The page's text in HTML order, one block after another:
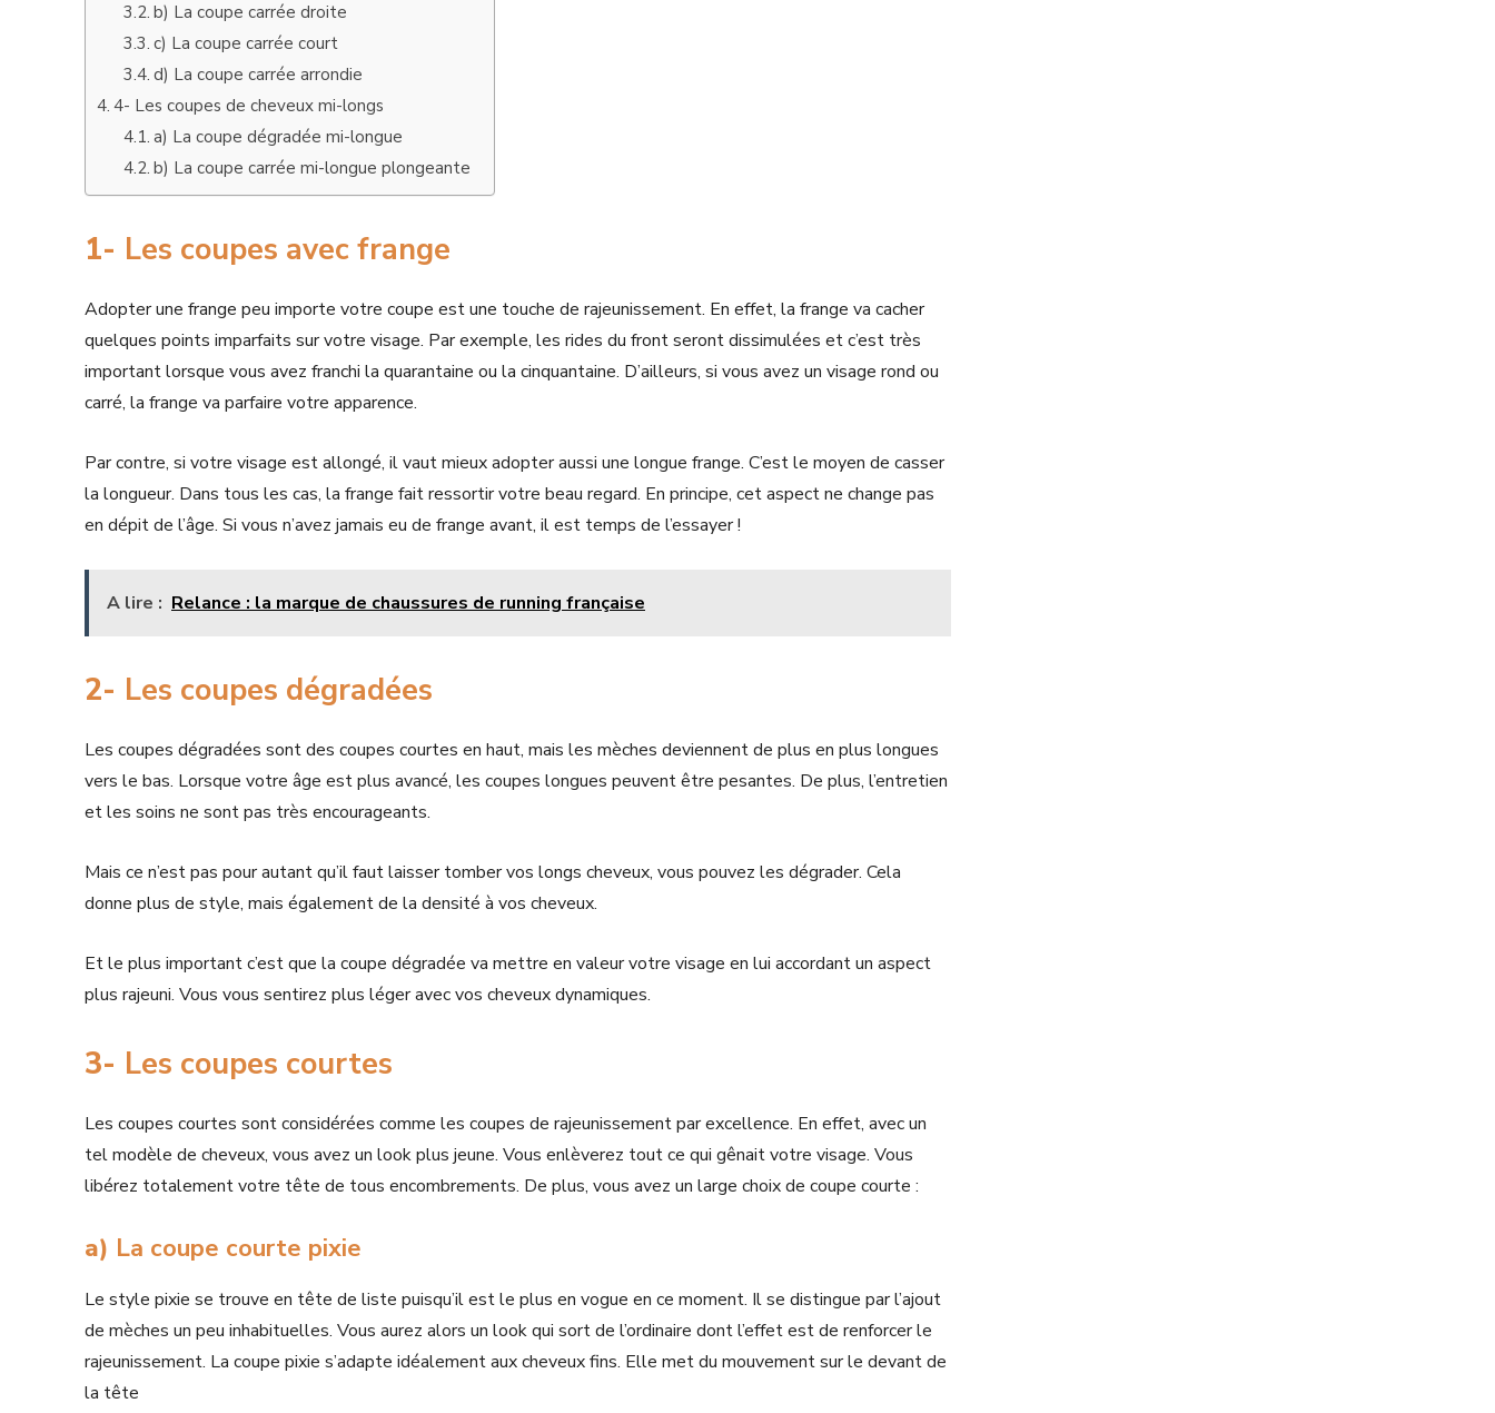
b) La coupe carrée droite
c) La coupe carrée court
d) La coupe carrée arrondie
4- Les coupes de cheveux mi-longs
a) La coupe dégradée mi-longue
b) La coupe carrée mi-longue plongeante
1- Les coupes avec frange
Adopter une frange peu importe votre coupe est une touche de rajeunissement. En effet, la frange va cacher
quelques points imparfaits sur votre visage. Par exemple, les rides du front seront dissimulées et c’est très
important lorsque vous avez franchi la quarantaine ou la cinquantaine. D’ailleurs, si vous avez un visage rond ou
carré, la frange va parfaire votre apparence.
Par contre, si votre visage est allongé, il vaut mieux adopter aussi une longue frange. C’est le moyen de casser
la longueur. Dans tous les cas, la frange fait ressortir votre beau regard. En principe, cet aspect ne change pas
en dépit de l’âge. Si vous n’avez jamais eu de frange avant, il est temps de l’essayer !
A lire : Relance : la marque de chaussures de running française
2- Les coupes dégradées
Les coupes dégradées sont des coupes courtes en haut, mais les mèches deviennent de plus en plus longues
vers le bas. Lorsque votre âge est plus avancé, les coupes longues peuvent être pesantes. De plus, l’entretien
et les soins ne sont pas très encourageants.
Mais ce n’est pas pour autant qu’il faut laisser tomber vos longs cheveux, vous pouvez les dégrader. Cela
donne plus de style, mais également de la densité à vos cheveux.
Et le plus important c’est que la coupe dégradée va mettre en valeur votre visage en lui accordant un aspect
plus rajeuni. Vous vous sentirez plus léger avec vos cheveux dynamiques.
3- Les coupes courtes
Les coupes courtes sont considérées comme les coupes de rajeunissement par excellence. En effet, avec un
tel modèle de cheveux, vous avez un look plus jeune. Vous enlèverez tout ce qui gênait votre visage. Vous
libérez totalement votre tête de tous encombrements. De plus, vous avez un large choix de coupe courte :
a) La coupe courte pixie
Le style pixie se trouve en tête de liste puisqu’il est le plus en vogue en ce moment. Il se distingue par l’ajout
de mèches un peu inhabituelles. Vous aurez alors un look qui sort de l’ordinaire dont l’effet est de renforcer le
rajeunissement. La coupe pixie s’adapte idéalement aux cheveux fins. Elle met du mouvement sur le devant de
la tête